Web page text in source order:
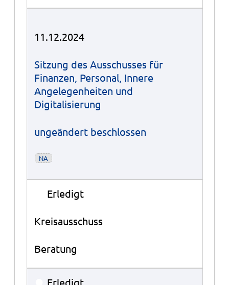
11.12.2024
Sitzung des Ausschusses für
Finanzen, Personal, Innere
Angelegenheiten und
Digitalisierung
ungeändert beschlossen
NA
Erledigt
Kreisausschuss
Beratung
Erledigt